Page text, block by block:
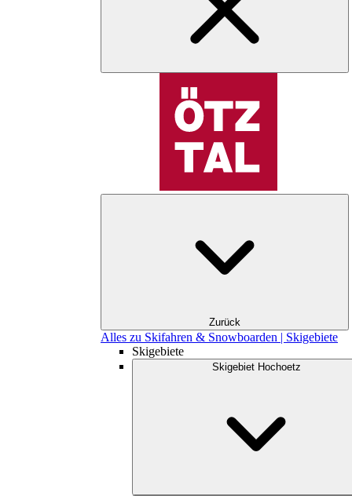
Zurück
Alles zu Skifahren & Snowboarden | Skigebiete
Skigebiete
Skigebiet Hochoetz